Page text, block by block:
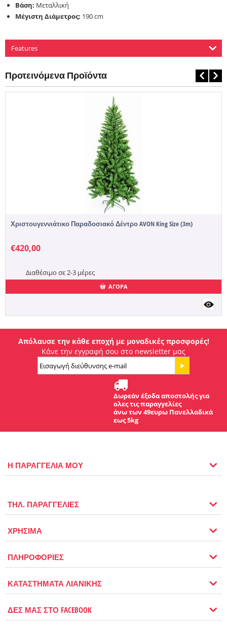
Βάση: Μεταλλική
Μέγιστη Διάμετρος: 190 cm
Features
Προτεινόμενα Προϊόντα
Χριστουγεννιάτικο Παραδοσιακό Δέντρο AVON King Size (3m)
€420,00
Διαθέσιμο σε 2-3 μέρες
ΑΓΟΡΑ
Απόλαυσε την κάθε εποχή με μοναδικές προσφορές!
Κάνε την εγγραφή σου στο newsletter μας
Δωρεάν έξοδα αποστολής για
ολες τις παραγγελίες
άνω των 49ευρω Πανελλαδικά
εως 5kg
Η ΠΑΡΑΓΓΕΛΙΑ ΜΟΥ
ΤΗΛ. ΠΑΡΑΓΓΕΛΙΕΣ
ΧΡΗΣΙΜΑ
ΠΛΗΡΟΦΟΡΙΕΣ
ΚΑΤΑΣΤΗΜΑΤΑ ΛΙΑΝΙΚΗΣ
ΔΕΣ ΜΑΣ ΣΤΟ FACEBOOK